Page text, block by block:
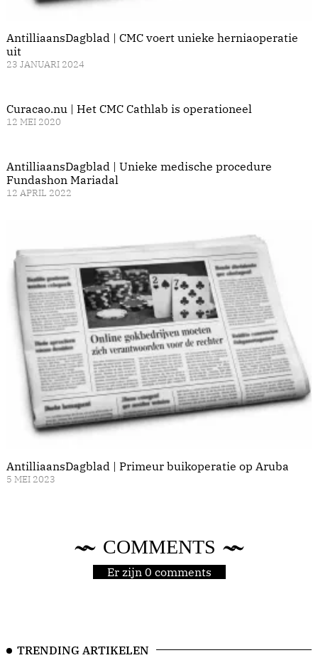
AntilliaansDagblad | CMC voert unieke herniaoperatie
uit
23 JANUARI 2024
Curacao.nu | Het CMC Cathlab is operationeel
12 MEI 2020
AntilliaansDagblad | Unieke medische procedure
Fundashon Mariadal
12 APRIL 2022
AntilliaansDagblad | Primeur buikoperatie op Aruba
5 MEI 2023
COMMENTS
Er zijn 0 comments
TRENDING ARTIKELEN